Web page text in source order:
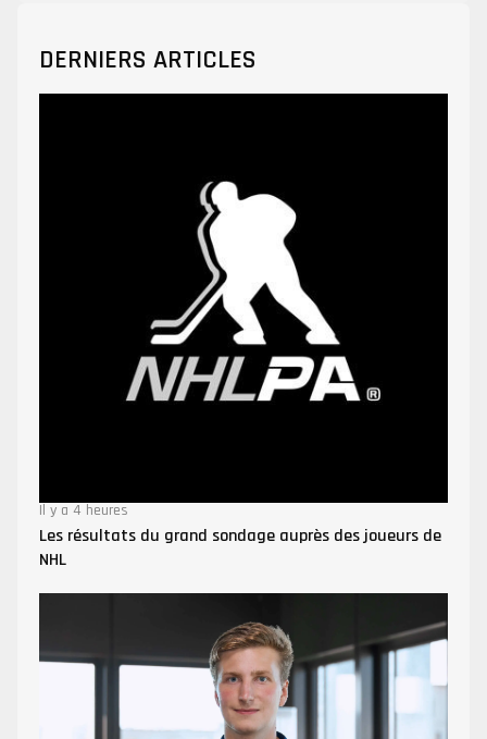
DERNIERS ARTICLES
Il y a 4 heures
Les résultats du grand sondage auprès des joueurs de
NHL